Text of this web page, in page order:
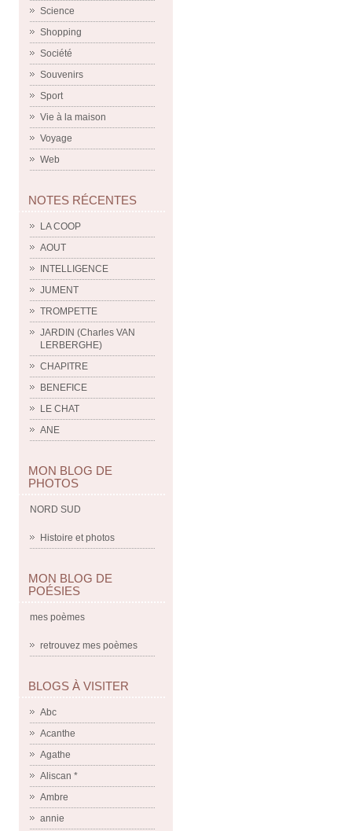
Science
Shopping
Société
Souvenirs
Sport
Vie à la maison
Voyage
Web
NOTES RÉCENTES
LA COOP
AOUT
INTELLIGENCE
JUMENT
TROMPETTE
JARDIN (Charles VAN
LERBERGHE)
CHAPITRE
BENEFICE
LE CHAT
ANE
MON BLOG DE
PHOTOS
NORD SUD
Histoire et photos
MON BLOG DE
POÉSIES
mes poèmes
retrouvez mes poèmes
BLOGS À VISITER
Abc
Acanthe
Agathe
Aliscan *
Ambre
annie